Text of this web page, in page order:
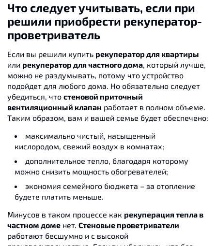
Что следует учитывать, если при
решили приобрести рекуператор-
проветриватель
Если вы решили купить рекуператор для квартиры
или рекуператор для частного дома, который лучше,
можно не раздумывать, потому что устройство
подойдет для любого дома. Но обязательно следует
убедиться, что стеновой приточный
вентиляционный клапан работает в полном объеме.
Таким образом, вам и вашей семье будет обеспечено:
максимально чистый, насыщенный
кислородом, свежий воздух в комнатах;
дополнительное тепло, благодаря которому
можно снизить мощность обогревателей;
экономия семейного бюджета – за отопление
будете платить меньше.
Минусов в таком процессе как рекуперация тепла в
частном доме нет. Стеновые проветриватели
работают бесшумно и с высокой